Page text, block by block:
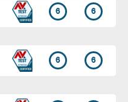
6 6
6 6